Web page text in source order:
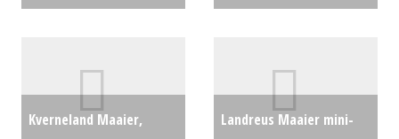
liter transporttank /
watertank (HA) #25282
Kverneland Maaier,
Landreus Maaier mini-